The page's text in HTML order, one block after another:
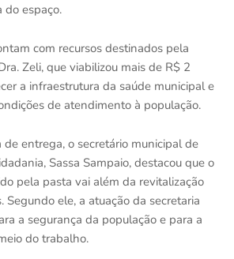
do espaço.
com recursos destinados pela
Zeli, que viabilizou mais de R$ 2
a infraestrutura da saúde municipal e
de atendimento à população.
de entrega, o secretário municipal de
Sassa Sampaio, destacou que o
pela pasta vai além da revitalização
Segundo ele, a atuação da secretaria
a segurança da população e para a
do trabalho.